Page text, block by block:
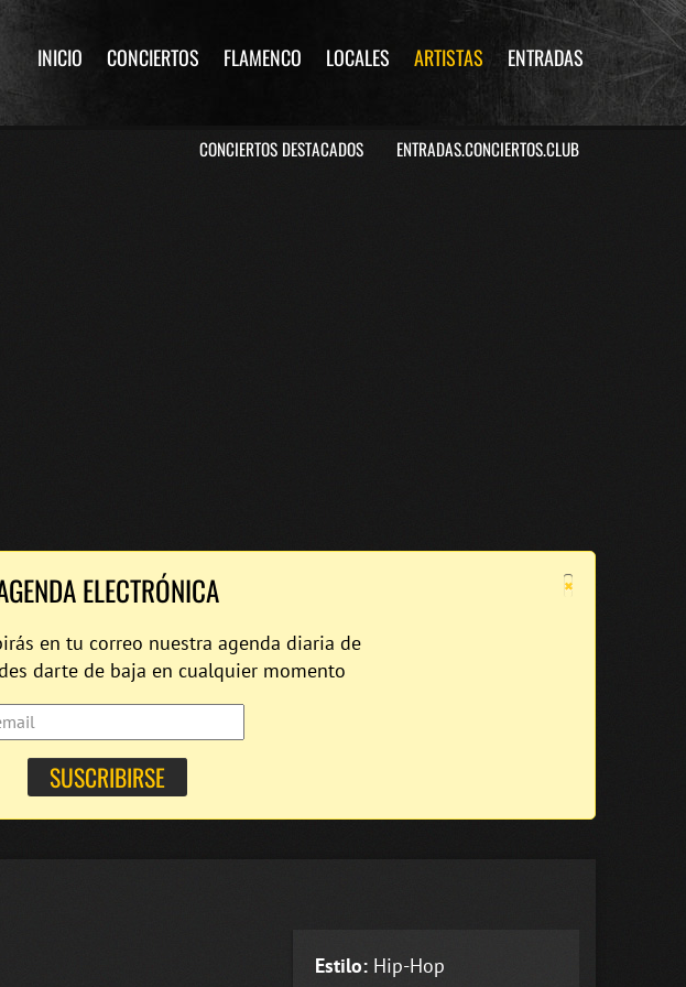
INICIO CONCIERTOS FLAMENCO LOCALES ARTISTAS ENTRADAS
CONCIERTOS DESTACADOS ENTRADAS.CONCIERTOS.CLUB
×
ELECTRÓNICA
en tu correo nuestra agenda diaria de
darte de baja en cualquier momento
Estilo: Hip-Hop